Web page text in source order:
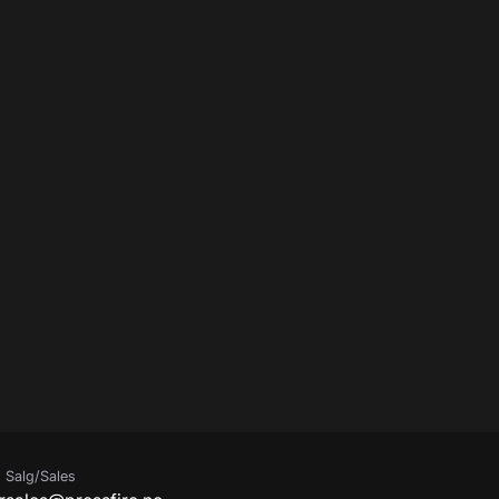
Salg/Sales